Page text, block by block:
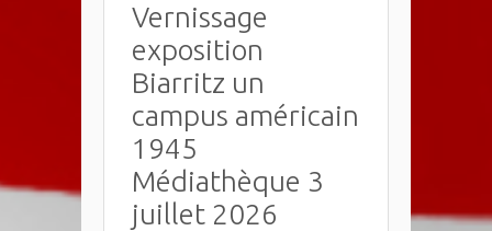
Vernissage
exposition
Biarritz un
campus américain
1945
Médiathèque 3
juillet 2026